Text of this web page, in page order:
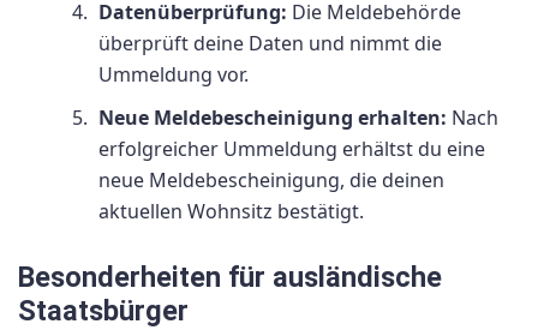
Datenüberprüfung: Die Meldebehörde
überprüft deine Daten und nimmt die
Ummeldung vor.
Neue Meldebescheinigung erhalten: Nach
erfolgreicher Ummeldung erhältst du eine
neue Meldebescheinigung, die deinen
aktuellen Wohnsitz bestätigt.
Besonderheiten für ausländische
Staatsbürger